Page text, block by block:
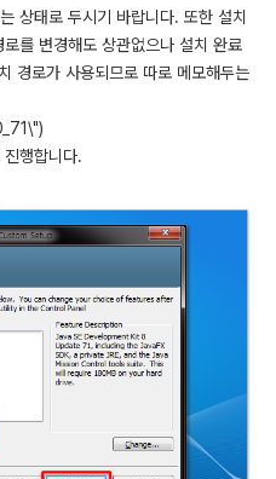
상태로 두시기 바랍니다. 또한 설치
를 변경해도 상관없으나 설치 완료
경로가 사용되므로 따로 메모해두는
행합니다.